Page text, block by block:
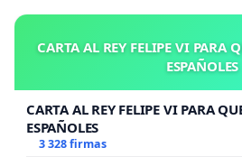
CARTA AL REY FELIPE VI PARA
ESPAÑOLES
CARTA AL REY FELIPE VI PARA
ESPAÑOLES
3 328 firmas